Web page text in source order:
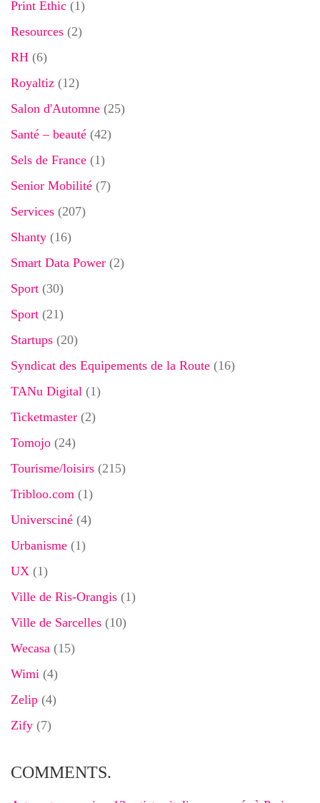
Print Ethic (1)
Resources (2)
RH (6)
Royaltiz (12)
Salon d'Automne (25)
Santé – beauté (42)
Sels de France (1)
Senior Mobilité (7)
Services (207)
Shanty (16)
Smart Data Power (2)
Sport (30)
Sport (21)
Startups (20)
Syndicat des Equipements de la Route (16)
TANu Digital (1)
Ticketmaster (2)
Tomojo (24)
Tourisme/loisirs (215)
Tribloo.com (1)
Universciné (4)
Urbanisme (1)
UX (1)
Ville de Ris-Orangis (1)
Ville de Sarcelles (10)
Wecasa (15)
Wimi (4)
Zelip (4)
Zify (7)
COMMENTS.